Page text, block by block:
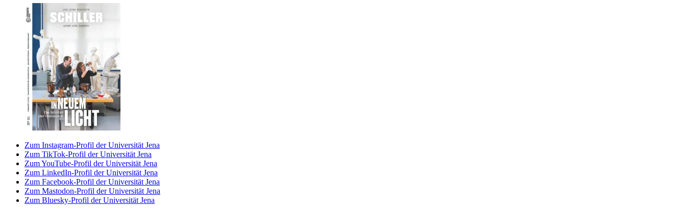
Zum Instagram-Profil der Universität Jena
Zum TikTok-Profil der Universität Jena
Zum YouTube-Profil der Universität Jena
Zum LinkedIn-Profil der Universität Jena
Zum Facebook-Profil der Universität Jena
Zum Mastodon-Profil der Universität Jena
Zum Bluesky-Profil der Universität Jena